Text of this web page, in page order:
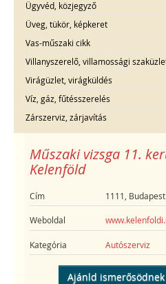
Ügyvéd, közjegyző
Üveg, tükör, képkeret
Vas-műszaki cikk
Villanyszerelő, villamossági
Virágüzlet, virágküldés
Víz, gáz, fűtésszerelés
Zárszerviz, zárjavítás
Műszaki vizsga 11.
Kelenföld
Cím 1111, Budapest
Weboldal
Kategória Autószerviz
Ajánld ismerősödnek